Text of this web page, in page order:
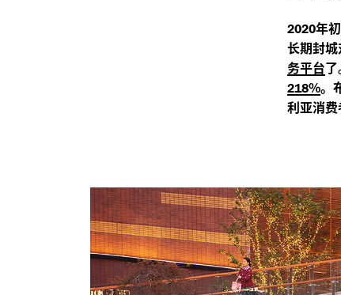
2020年初
长期封
务平台了
218%。
利亚消费